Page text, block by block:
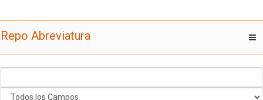
Repo Abreviatura